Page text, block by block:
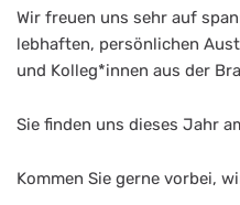
Wir freuen uns sehr auf
lebhaften, persönlichen
und Kolleg*innen aus der
Sie finden uns dieses Jahr
Kommen Sie gerne vorbei,